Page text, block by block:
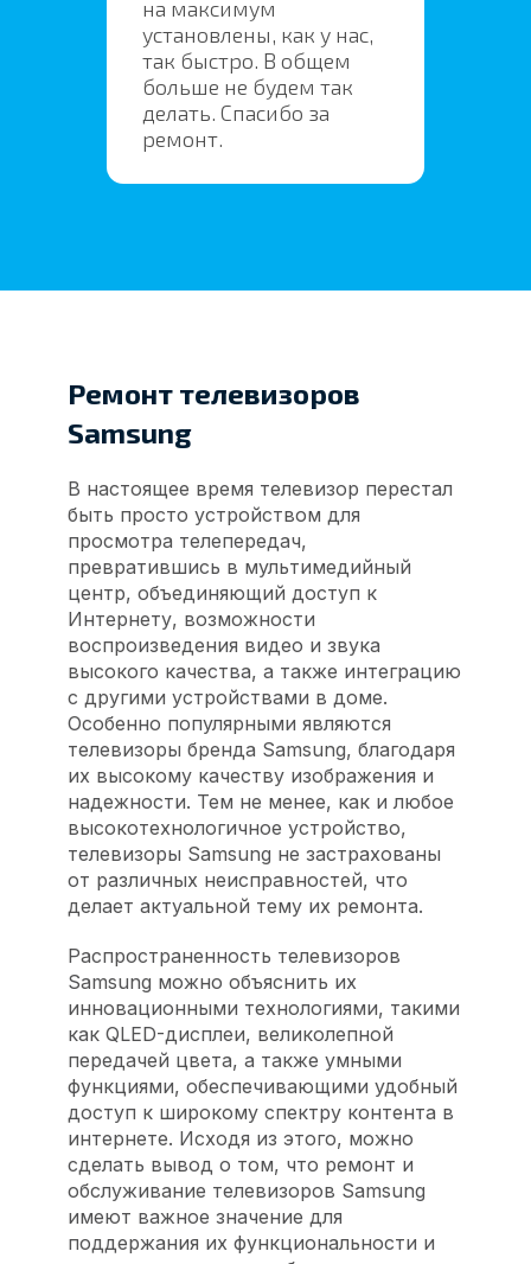
на максимум
установлены, как у нас,
так быстро. В общем
больше не будем так
делать. Спасибо за
ремонт.
Ремонт телевизоров
Samsung
В настоящее время телевизор перестал
быть просто устройством для
просмотра телепередач,
превратившись в мультимедийный
центр, объединяющий доступ к
Интернету, возможности
воспроизведения видео и звука
высокого качества, а также интеграцию
с другими устройствами в доме.
Особенно популярными являются
телевизоры бренда Samsung, благодаря
их высокому качеству изображения и
надежности. Тем не менее, как и любое
высокотехнологичное устройство,
телевизоры Samsung не застрахованы
от различных неисправностей, что
делает актуальной тему их ремонта.
Распространенность телевизоров
Samsung можно объяснить их
инновационными технологиями, такими
как QLED-дисплеи, великолепной
передачей цвета, а также умными
функциями, обеспечивающими удобный
доступ к широкому спектру контента в
интернете. Исходя из этого, можно
сделать вывод о том, что ремонт и
обслуживание телевизоров Samsung
имеют важное значение для
поддержания их функциональности и